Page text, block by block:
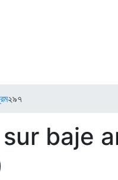
২৯৭
sur baje